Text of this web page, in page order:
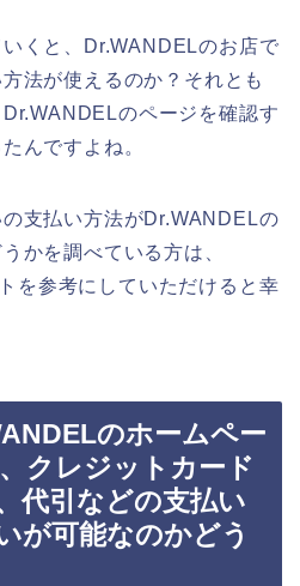
くと、Dr.WANDELのお店で
法が使えるのか？それとも
のページを確認す
んですよね。
支払い方法がDr.WANDELの
かを調べている方は、
を参考にしていただけると幸
のホームペー
クレジットカード
代引などの支払い
が可能なのかどう